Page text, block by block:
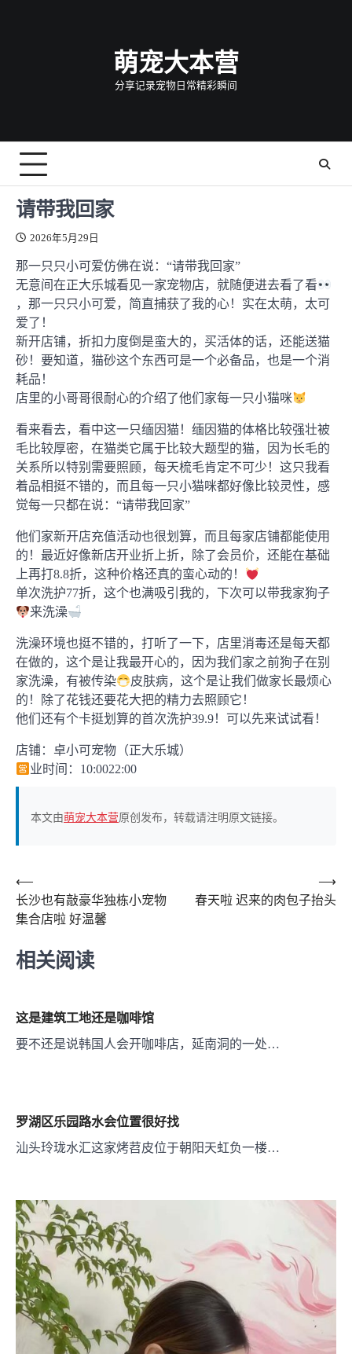
萌宠大本营
分享记录宠物日常精彩瞬间
请带我回家
2026年5月29日
那一只只小可爱仿佛在说：“请带我回家”
无意间在正大乐城看见一家宠物店，就随便进去看了看
，那一只只小可爱，简直捕获了我的心！实在太萌，太可
爱了！
新开店铺，折扣力度倒是蛮大的，买活体的话，还能送猫
砂！要知道，猫砂这个东西可是一个必备品，也是一个消
耗品！
店里的小哥哥很耐心的介绍了他们家每一只小猫咪
看来看去，看中这一只缅因猫！缅因猫的体格比较强壮被
毛比较厚密，在猫类它属于比较大题型的猫，因为长毛的
关系所以特别需要照顾，每天梳毛肯定不可少！这只我看
着品相挺不错的，而且每一只小猫咪都好像比较灵性，感
觉每一只都在说：“请带我回家”
他们家新开店充值活动也很划算，而且每家店铺都能使用
的！最近好像新店开业折上折，除了会员价，还能在基础
上再打8.8折，这种价格还真的蛮心动的！
单次洗护77折，这个也满吸引我的，下次可以带我家狗子
来洗澡
洗澡环境也挺不错的，打听了一下，店里消毒还是每天都
在做的，这个是让我最开心的，因为我们家之前狗子在别
家洗澡，有被传染
皮肤病，这个是让我们做家长最烦心
的！除了花钱还要花大把的精力去照顾它！
他们还有个卡挺划算的首次洗护39.9！可以先来试试看！
店铺：卓小可宠物（正大乐城）
业时间：10:0022:00
本文由萌宠大本营原创发布，转载请注明原文链接。
文
章
航
⟵
长沙也有敲豪华独栋小宠物
集合店啦 好温馨
春天啦 迟来的肉包子抬头
⟶
相关阅读
这是建筑工地还是咖啡馆
要不还是说韩国人会开咖啡店，延南洞的一处…
罗湖区乐园路水会位置很好找
汕头玲珑水汇这家烤苕皮位于朝阳天虹负一楼…